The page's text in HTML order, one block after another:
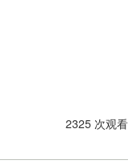
2325 次观看